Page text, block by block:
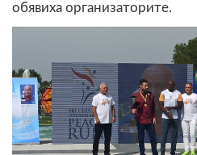
обявиха организаторите.